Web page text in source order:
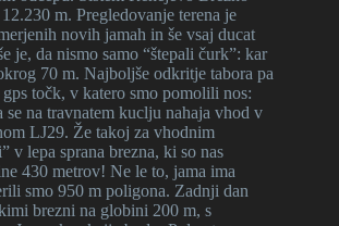
m. Pregledovanje terena je
novih jamah in še vsaj ducat
je, da nismo samo “štepali čurk”: kar
70 m. Najboljše odkritje tabora pa
točk, v katero smo pomolili nos:
se na travnatem kuclju nahaja vhod v
LJ29. Že takoj za vhodnim
v lepa sprana brezna, ki so nas
430 metrov! Ne le to, jama ima
smo 950 m poligona. Zadnji dan
brezni na globini 200 m, s